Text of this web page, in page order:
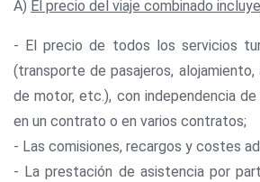
A) El precio del viaje combinado incluye
- El precio de todos los servicios
(transporte de pasajeros,
de motor, etc.), con independencia
en un contrato o en varios contratos;
- Las comisiones, recargos y costes
- La prestación de asistencia por